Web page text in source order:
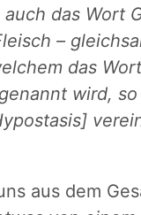
das Wort
–
das
wird,
aus dem